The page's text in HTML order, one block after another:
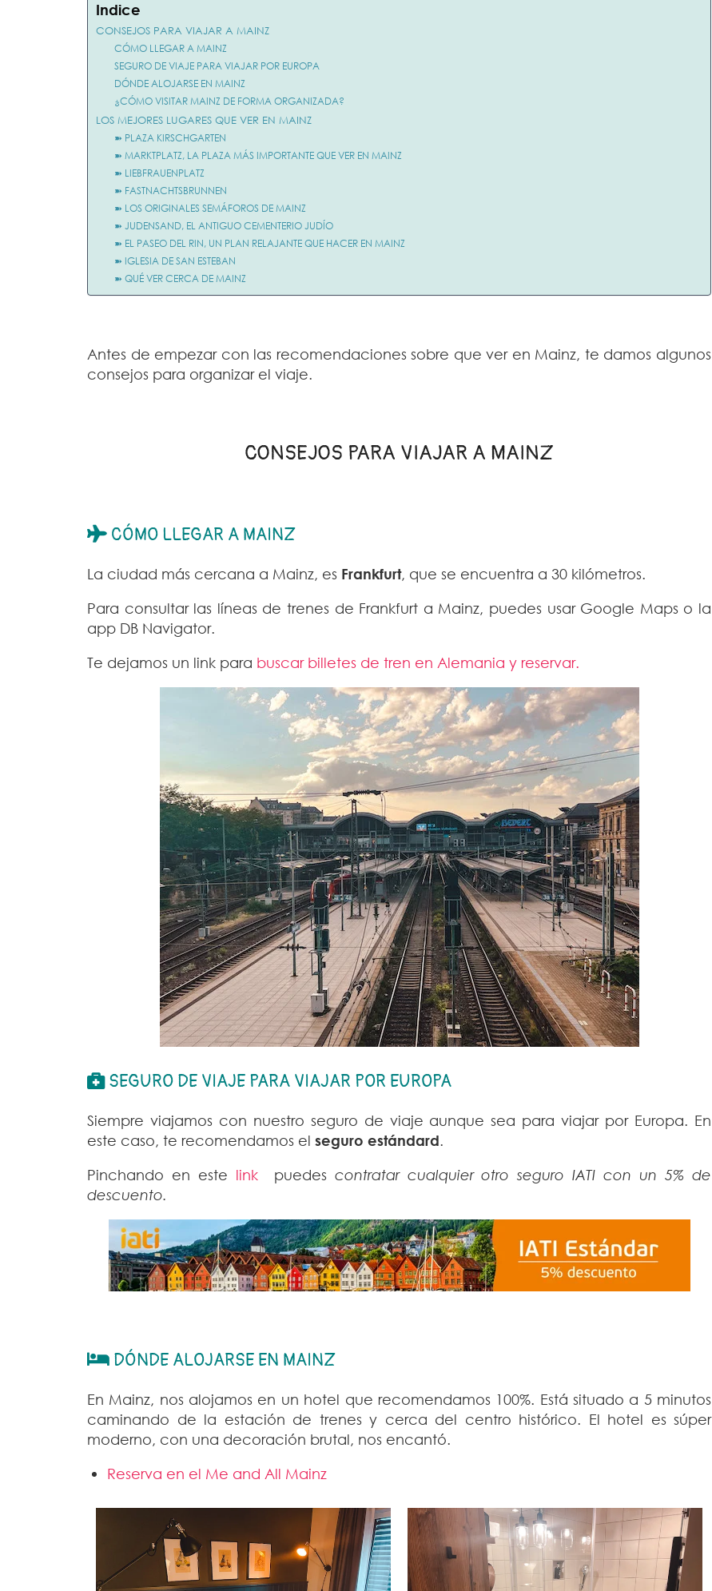
Indice
CONSEJOS PARA VIAJAR A MAINZ
CÓMO LLEGAR A MAINZ
SEGURO DE VIAJE PARA VIAJAR POR EUROPA
DÓNDE ALOJARSE EN MAINZ
¿CÓMO VISITAR MAINZ DE FORMA ORGANIZADA?
LOS MEJORES LUGARES QUE VER EN MAINZ
➽ PLAZA KIRSCHGARTEN
➽ MARKTPLATZ, LA PLAZA MÁS IMPORTANTE QUE VER EN MAINZ
➽ LIEBFRAUENPLATZ
➽ FASTNACHTSBRUNNEN
➽ LOS ORIGINALES SEMÁFOROS DE MAINZ
➽ JUDENSAND, EL ANTIGUO CEMENTERIO JUDÍO
➽ EL PASEO DEL RIN, UN PLAN RELAJANTE QUE HACER EN MAINZ
➽ IGLESIA DE SAN ESTEBAN
➽ QUÉ VER CERCA DE MAINZ
Antes de empezar con las recomendaciones sobre que ver en Mainz, te damos algunos
consejos para organizar el viaje.
CONSEJOS PARA VIAJAR A MAINZ
CÓMO LLEGAR A MAINZ
La ciudad más cercana a Mainz, es Frankfurt, que se encuentra a 30 kilómetros.
Para consultar las líneas de trenes de Frankfurt a Mainz, puedes usar Google Maps o la
app DB Navigator.
Te dejamos un link para buscar billetes de tren en Alemania y reservar.
SEGURO DE VIAJE PARA VIAJAR POR EUROPA
Siempre viajamos con nuestro seguro de viaje aunque sea para viajar por Europa. En
este caso, te recomendamos el seguro estándard.
Pinchando en este link puedes contratar cualquier otro seguro IATI con un 5% de
descuento.
DÓNDE ALOJARSE EN MAINZ
En Mainz, nos alojamos en un hotel que recomendamos 100%. Está situado a 5 minutos
caminando de la estación de trenes y cerca del centro histórico. El hotel es súper
moderno, con una decoración brutal, nos encantó.
Reserva en el Me and All Mainz